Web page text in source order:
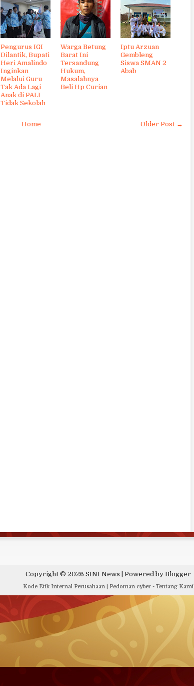
Pengurus IGI
Dilantik, Bupati
Heri Amalindo
Inginkan
Melalui Guru
Tak Ada Lagi
Anak di PALI
Tidak Sekolah
Warga Betung
Barat Ini
Tersandung
Hukum,
Masalahnya
Beli Hp Curian
Iptu Arzuan
Gembleng
Siswa SMAN 2
Abab
Older Post →
Home
Copyright © 2026 SINI News | Powered by Blogger
Kode Etik Internal Perusahaan| Pedoman cyber- Tentang Kami